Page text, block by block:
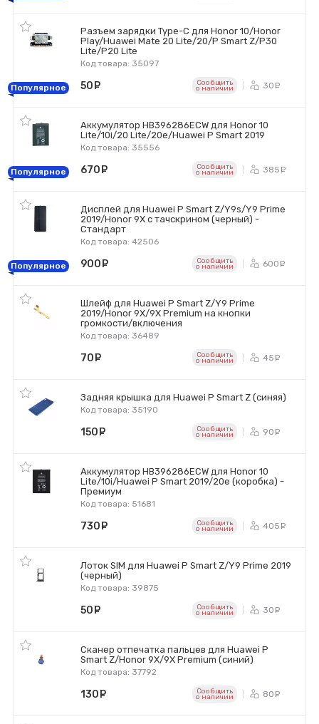
Разъем зарядки Type-C для Honor 10/Honor
Play/Huawei Mate 20 Lite/20/P Smart Z/P30
Lite/P20 Lite
Код товара: 35097
Популярное 50 Сообщить
o наличии 30
Аккумулятор HB396286ECW для Honor 10
Lite/10i/20 Lite/20e/Huawei P Smart 2019
Код товара: 35556
Популярное 670 Сообщить
o наличии 385
Дисплей для Huawei P Smart Z/Y9s/Y9 Prime
2019/Honor 9X с тачскрином (черный) -
Стандарт
Код товара: 42506
Популярное 900 Сообщить
o наличии 600
Шлейф для Huawei P Smart Z/Y9 Prime
2019/Honor 9X/9X Premium на кнопки
громкости/включения
Код товара: 36489
70 Сообщить
o наличии 45
Задняя крышка для Huawei P Smart Z (синяя)
Код товара: 35190
150 Сообщить
o наличии 90
Аккумулятор HB396286ECW для Honor 10
Lite/10i/Huawei P Smart 2019/20e (коробка) -
Премиум
Код товара: 51681
730 Сообщить
o наличии 405
Лоток SIM для Huawei P Smart Z/Y9 Prime 2019
(черный)
Код товара: 39875
50 Сообщить
o наличии 30
Сканер отпечатка пальцев для Huawei P
Smart Z/Honor 9X/9X Premium (синий)
Код товара: 37792
130 Сообщить
o наличии 80